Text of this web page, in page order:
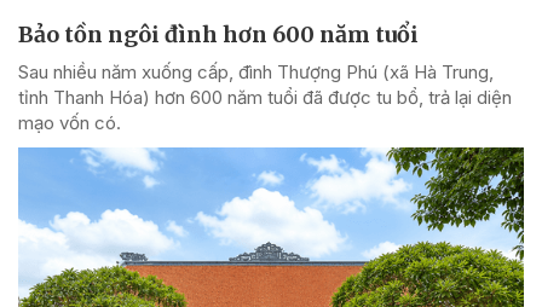
Bảo tồn ngôi đình hơn 600 năm tuổi
Sau nhiều năm xuống cấp, đình Thượng Phú (xã Hà Trung,
tỉnh Thanh Hóa) hơn 600 năm tuổi đã được tu bổ, trả lại diện
mạo vốn có.